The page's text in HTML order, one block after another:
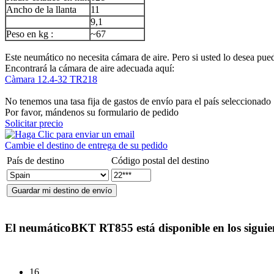
Ancho de la llanta
11
9,1
Peso en kg :
~67
Este neumático no necesita cámara de aire. Pero si usted lo desea
Encontrará la cámara de aire adecuada aquí:
Càmara 12.4-32 TR218
No tenemos una tasa fija de gastos de envío para el país seleccionado
Por favor, mándenos su formulario de pedido
Solicitar precio
Cambie el destino de entrega de su pedido
País de destino
Código postal del destino
El neumáticoBKT RT855 está disponible en los